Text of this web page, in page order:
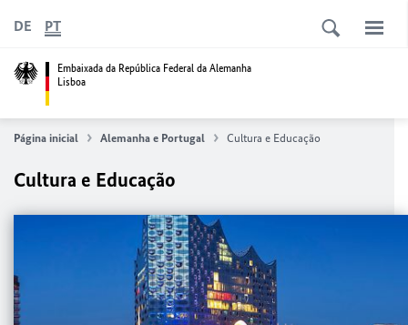
Embaixada da República Federal da Alemanha
Lisboa
DE PT
Página inicial Alemanha e Portugal Cultura e Educação
Cultura e Educação